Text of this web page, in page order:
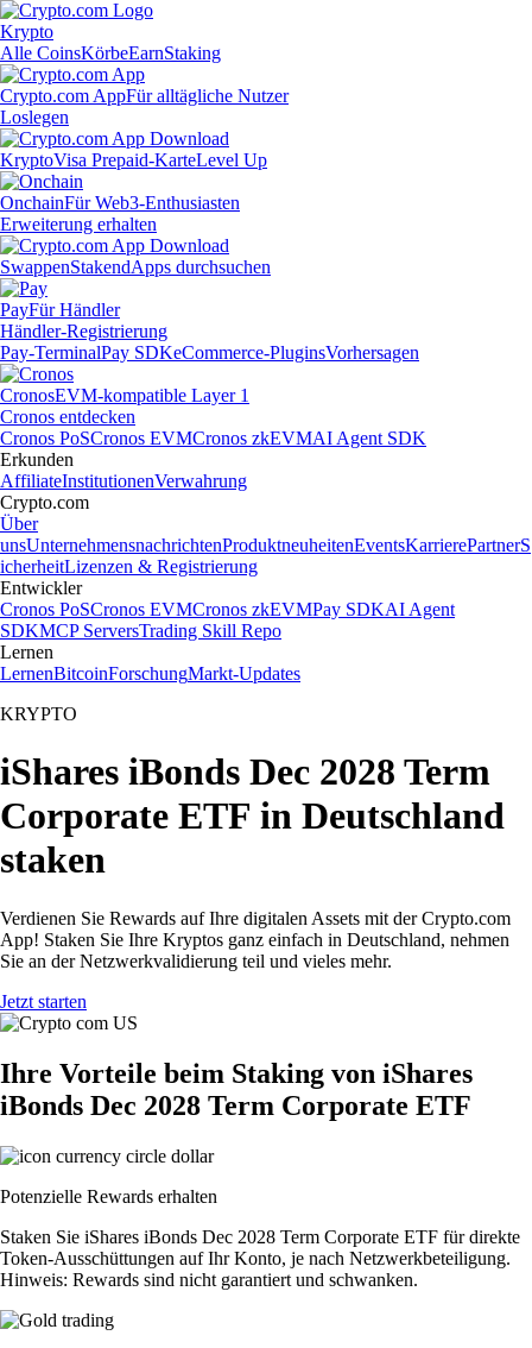
Krypto
Alle CoinsKörbeEarnStaking
Crypto.com AppFür alltägliche Nutzer
Loslegen
KryptoVisa Prepaid-KarteLevel Up
OnchainFür Web3-Enthusiasten
Erweiterung erhalten
SwappenStakendApps durchsuchen
PayFür Händler
Händler-Registrierung
Pay-TerminalPay SDKeCommerce-PluginsVorhersagen
CronosEVM-kompatible Layer 1
Cronos entdecken
Cronos PoSCronos EVMCronos zkEVMAI Agent SDK
Erkunden
AffiliateInstitutionenVerwahrung
Crypto.com
Über
unsUnternehmensnachrichtenProduktneuheitenEventsKarrierePartnerS
icherheitLizenzen & Registrierung
Entwickler
Cronos PoSCronos EVMCronos zkEVMPay SDKAI Agent
SDKMCP ServersTrading Skill Repo
Lernen
LernenBitcoinForschungMarkt-Updates
KRYPTO
iShares iBonds Dec 2028 Term
Corporate ETF in Deutschland
staken
Verdienen Sie Rewards auf Ihre digitalen Assets mit der Crypto.com
App! Staken Sie Ihre Kryptos ganz einfach in Deutschland, nehmen
Sie an der Netzwerkvalidierung teil und vieles mehr.
Jetzt starten
Ihre Vorteile beim Staking von iShares
iBonds Dec 2028 Term Corporate ETF
Potenzielle Rewards erhalten
Staken Sie iShares iBonds Dec 2028 Term Corporate ETF für direkte
Token-Ausschüttungen auf Ihr Konto, je nach Netzwerkbeteiligung.
Hinweis: Rewards sind nicht garantiert und schwanken.